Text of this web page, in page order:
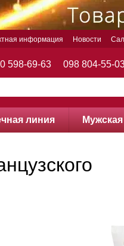
информация Новости
598-69-63 098 804-55-
линия